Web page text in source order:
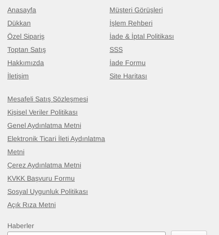
Anasayfa
Dükkan
Özel Sipariş
Toptan Satış
Hakkımızda
İletişim
Müşteri Görüşleri
İşlem Rehberi
İade & İptal Politikası
SSS
İade Formu
Site Haritası
Mesafeli Satış Sözleşmesi
Kişisel Veriler Politikası
Genel Aydınlatma Metni
Elektronik Ticari İleti Aydınlatma
Metni
Çerez Aydınlatma Metni
KVKK Başvuru Formu
Sosyal Uygunluk Politikası
Açık Rıza Metni
Haberler